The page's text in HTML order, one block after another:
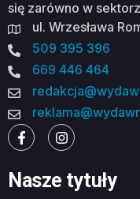
się zarówno w
ul. Wrzesława
509 395 396
669 446 464
Nasze tytuły